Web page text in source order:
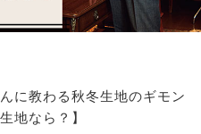
に教わる秋冬生地のギモン
地なら？】